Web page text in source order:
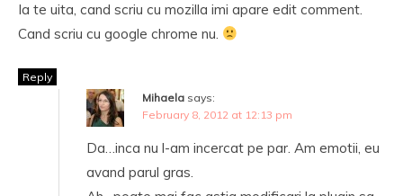
Ia te uita, cand scriu cu mozilla imi apare edit comment.
Cand scriu cu google chrome nu.
Reply
Mihaela says:
February 8, 2012 at 12:13 pm
Da…inca nu l-am incercat pe par. Am emotii, eu
avand parul gras.